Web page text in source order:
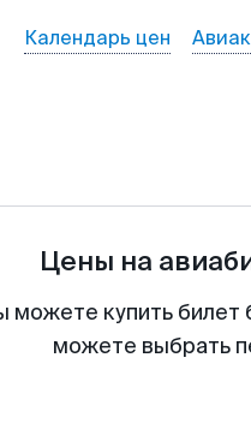
Календарь цен
Цены на
можете купить
можете выбрать